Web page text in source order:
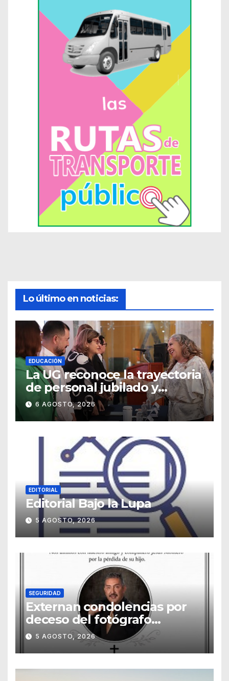
Lo último en noticias:
EDUCACIÓN
La UG reconoce la trayectoria
de personal jubilado y
agradece su legado
6 AGOSTO, 2026
EDITORIAL
Editorial Bajo la Lupa
5 AGOSTO, 2026
SEGURIDAD
Externan condolencias por
deceso del fotógrafo
Emmanuel Montero
5 AGOSTO, 2026